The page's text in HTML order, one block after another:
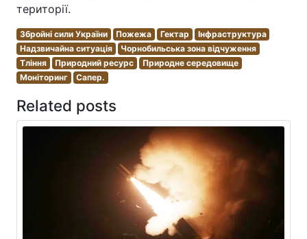
території.
Збройні сили України Пожежа Гектар
Інфраструктура
Надзвичайна ситуація
Чорнобильська зона відчуження
Тління
Природний ресурс
Природне середовище
Моніторинг
Сапер.
Related posts